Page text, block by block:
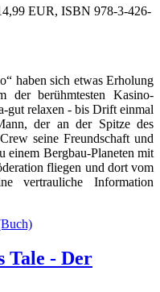
EUR, ISBN 978-3-426-
haben sich etwas Erholung
der berühmtesten Kasino-
gut relaxen - bis Drift einmal
der an der Spitze des
seine Freundschaft und
einem Bergbau-Planeten mit
fliegen und dort vom
vertrauliche Information
Tale - Der